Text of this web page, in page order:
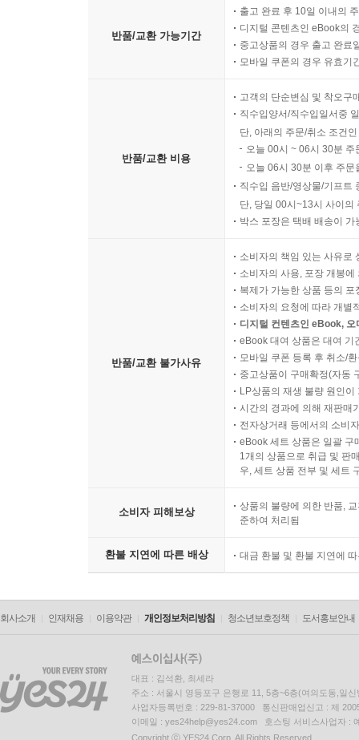
반품/교환 가능기간
출고 완료 후 10일 이내의
디지털 콘텐츠인 eBook의
중고상품의 경우 출고 완료
모바일 쿠폰의 경우 유효기
반품/교환 비용
고객의 단순변심 및 착오구
직수입양서/직수입일서중
단, 아래의 주문/취소 조건
오늘 00시 ~ 06시 30분
오늘 06시 30분 이후 주
직수입 음반/영상물/기프트
단, 당일 00시~13시 사이의
박스 포장은 택배 배송이
반품/교환 불가사유
소비자의 책임 있는 사유로
소비자의 사용, 포장 개봉
복제가 가능한 상품 등의
소비자의 요청에 따라 개별
디지털 컨텐츠인 eBook,
eBook 대여 상품은 대여 기
모바일 쿠폰 등록 후 취소/
중고상품이 구매확정(자동
LP상품의 재생 불량 원인
시간의 경과에 의해 재판매
전자상거래 등에서의 소비
eBook 세트 상품은 일괄 구
1개의 상품으로 취급 및 판
우, 세트 상품 전부 및 세트
소비자 피해보상
상품의 불량에 의한 반품,
준하여 처리됨
환불 지연에 따른 배상 대금 환불 및 환불 지연에
회사소개 인재채용 이용약관 개인정보처리방침 청소년보호정책 도서홍보안내
대표 : 김석환, 최세라
주소 : 서울시 영등포구 은행로 11, 5층~6층(여의도동,일신
사업자등록번호 : 229-81-37000 통신판매업신고 : 제
이메일 : yes24help@yes24.com 호스팅 서비스사업자 :
Copyright ⓒ YES24 Corp. All Rights Reserved.